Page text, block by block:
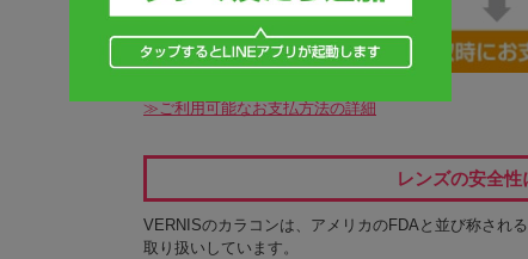
≫ご利用可能なお支払方法の詳細
レンズの安全性
VERNISのカラコンは、アメリカのFDAと並び称され
取り扱いしています。